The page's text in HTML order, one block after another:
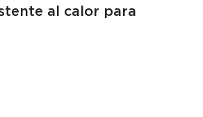
al calor para